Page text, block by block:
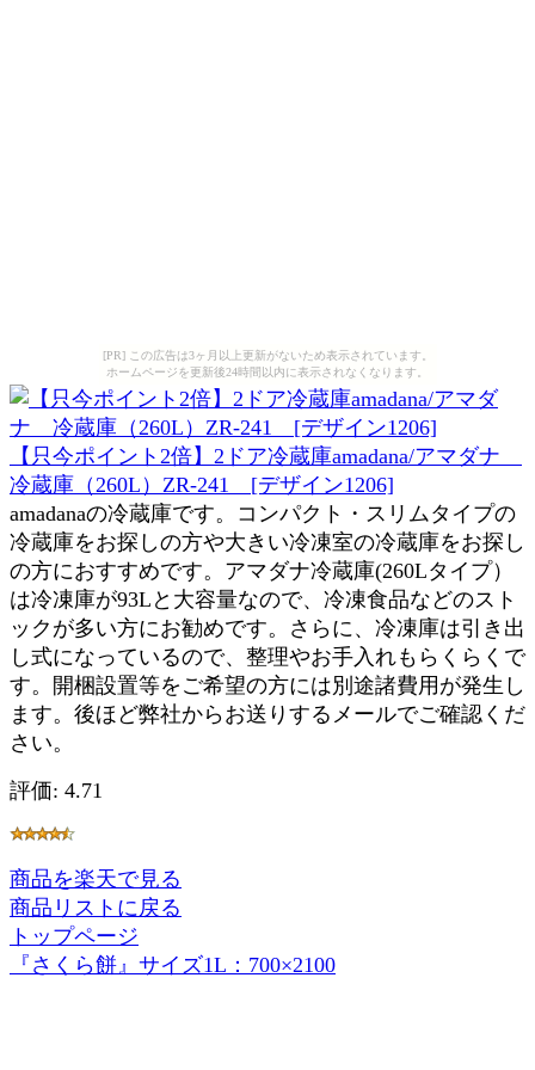
[PR] この広告は3ヶ月以上更新がないため表示されています。
ホームページを更新後24時間以内に表示されなくなります。
【只今ポイント2倍】2ドア冷蔵庫amadana/アマダナ
冷蔵庫（260L）ZR-241 [デザイン1206]
amadanaの冷蔵庫です。コンパクト・スリムタイプの
冷蔵庫をお探しの方や大きい冷凍室の冷蔵庫をお探し
の方におすすめです。アマダナ冷蔵庫(260Lタイプ）
は冷凍庫が93Lと大容量なので、冷凍食品などのスト
ックが多い方にお勧めです。さらに、冷凍庫は引き出
し式になっているので、整理やお手入れもらくらくで
す。開梱設置等をご希望の方には別途諸費用が発生し
ます。後ほど弊社からお送りするメールでご確認くだ
さい。
評価: 4.71
商品を楽天で見る
商品リストに戻る
トップページ
『さくら餅』サイズ1L：700×2100